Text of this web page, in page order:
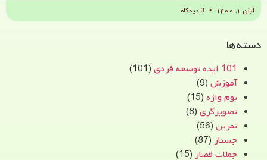
آبان ۱, ۱۴۰۰
دسته‌ها
101 ایده توسعه فردی
(101)
آموزش (9)
بوم واژه (15)
تصویرگری (8)
تمرین (56)
جستار (87)
جملات قصار (15)